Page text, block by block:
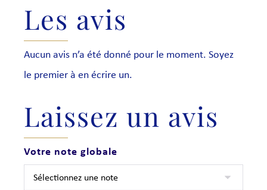
Les avis
Aucun avis n’a été donné pour le moment. Soyez
le premier à en écrire un.
Laissez un avis
Votre note globale